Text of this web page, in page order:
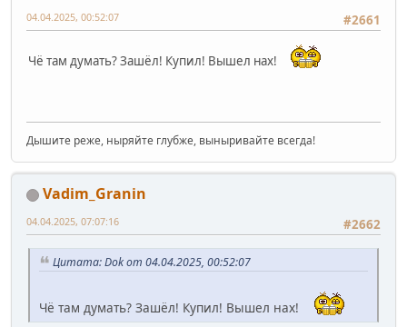
#2661
04.04.2025, 00:52:07
Чё там думать? Зашёл! Купил! Вышел нах!
Дышите реже, ныряйте глубже, выныривайте всегда!
Vadim_Granin
#2662
04.04.2025, 07:07:16
Цитата: Dok от 04.04.2025, 00:52:07
Чё там думать? Зашёл! Купил! Вышел нах!